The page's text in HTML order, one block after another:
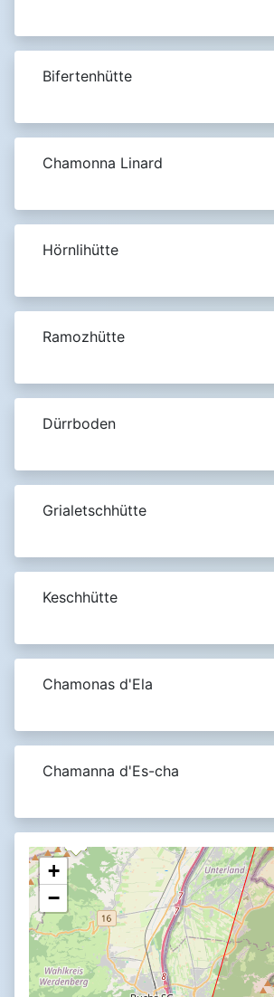
Bifertenhütte
Chamonna Linard
Hörnlihütte
Ramozhütte
Dürrboden
Grialetschhütte
Keschhütte
Chamonas d'Ela
Chamanna d'Es-cha
+
−